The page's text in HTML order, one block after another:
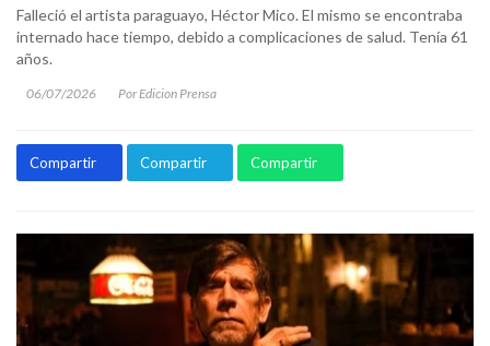
Falleció el artista paraguayo, Héctor Mico. El mismo se encontraba
internado hace tiempo, debido a complicaciones de salud. Tenía 61
años.
06/07/2026 Por Edicion Prensa
Compartir Compartir Compartir